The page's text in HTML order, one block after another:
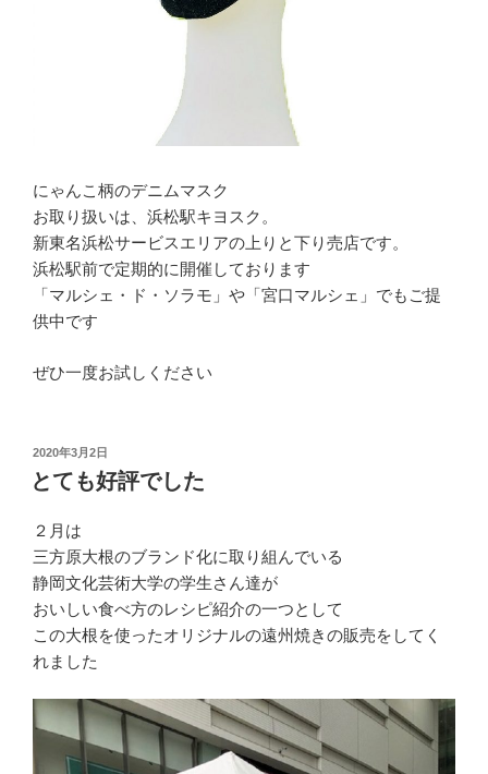
にゃんこ柄のデニムマスク
お取り扱いは、浜松駅キヨスク。
新東名浜松サービスエリアの上りと下り売店です。
浜松駅前で定期的に開催しております
「マルシェ・ド・ソラモ」や「宮口マルシェ」でもご提
供中です
ぜひ一度お試しください
投
稿
日:
2020年3月2日
とても好評でした
２月は
三方原大根のブランド化に取り組んでいる
静岡文化芸術大学の学生さん達が
おいしい食べ方のレシピ紹介の一つとして
この大根を使ったオリジナルの遠州焼きの販売をしてく
れました